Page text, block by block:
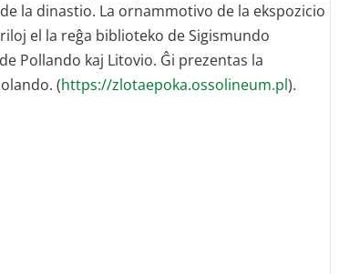
la dinastio. La ornammotivo de la ekspozicio
el la reĝa biblioteko de Sigismundo
Pollando kaj Litovio. Ĝi prezentas la
(https://zlotaepoka.ossolineum.pl).